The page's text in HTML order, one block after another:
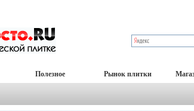
Полезное Рынок плитки